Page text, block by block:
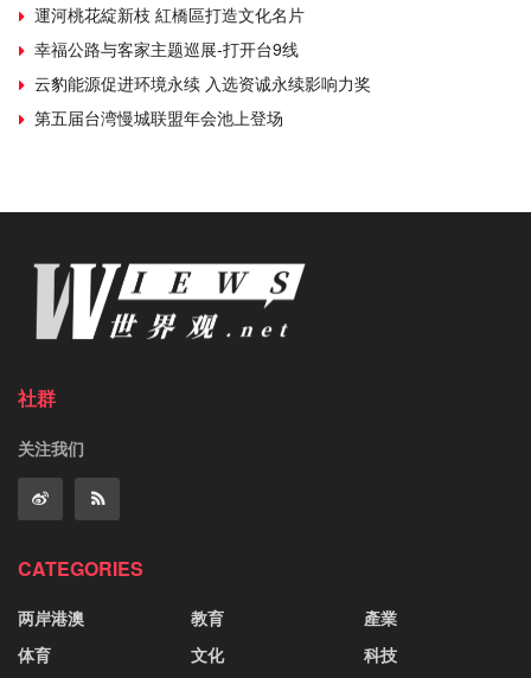
運河桃花綻新枝 紅橋區打造文化名片
幸福公路与客家主题巡展-打开台9线
云豹能源促进环境永续 入选资诚永续影响力奖
第五届台湾慢城联盟年会池上登场
社群
关注我们
CATEGORIES
两岸港澳
体育
教育
文化
產業
科技